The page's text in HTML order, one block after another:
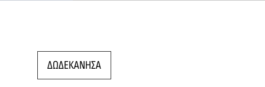
ΔΩΔΕΚΑΝΗΣΑ